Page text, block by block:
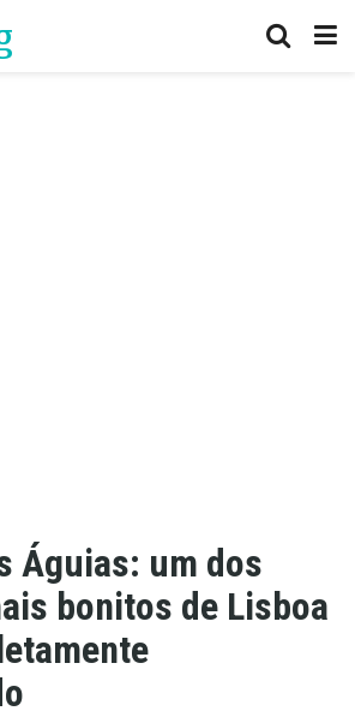
Águias: um dos
bonitos de Lisboa